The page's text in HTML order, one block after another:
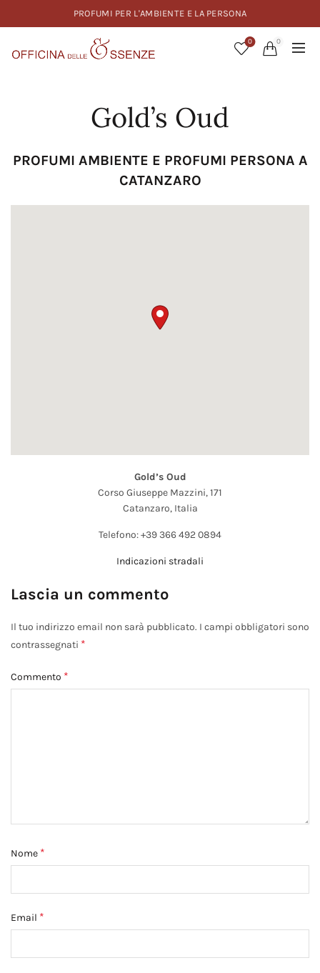
PROFUMI PER L'AMBIENTE E LA PERSONA
0 0
Gold’s Oud
PROFUMI AMBIENTE E PROFUMI PERSONA A
CATANZARO
Gold’s Oud
Corso Giuseppe Mazzini, 171
Catanzaro, Italia
Telefono:+39 366 492 0894
Indicazioni stradali
Lascia un commento
Il tuo indirizzo email non sarà pubblicato. I campi obbligatori sono
contrassegnati *
Commento *
Nome *
Email *